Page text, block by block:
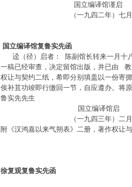
国立编译馆谨启
（一九四二年）七月
国立编译馆复鲁实先函
迳（径）启者： 陈副馆长转来一月十
一稿已经审查，决定留馆出版，并已由
权让与契约二纸，希即分别填盖以一份寄
俟补苴功竣即行缴回一节，自应遵办。将
鲁实先先生
国立编译馆启
（一九四三年）二月
附《汉鸿嘉以来气朔表》二册，著作权让
徐复观复鲁实先函